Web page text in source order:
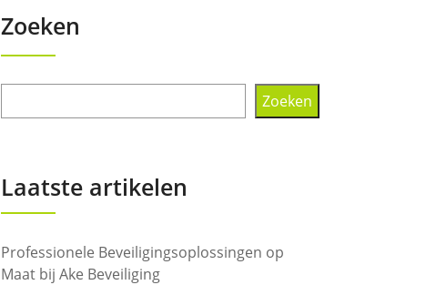
Zoeken
Zoeken
Laatste artikelen
Professionele Beveiligingsoplossingen op
Maat bij Ake Beveiliging